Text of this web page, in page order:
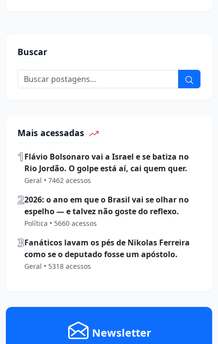
Buscar
Mais acessadas
1Flávio Bolsonaro vai a Israel e se batiza no
Rio Jordão. O golpe está aí, cai quem quer.
Geral • 7462 acessos
22026: o ano em que o Brasil vai se olhar no
espelho — e talvez não goste do reflexo.
Política • 5660 acessos
3Fanáticos lavam os pés de Nikolas Ferreira
como se o deputado fosse um apóstolo.
Geral • 5318 acessos
Newsletter